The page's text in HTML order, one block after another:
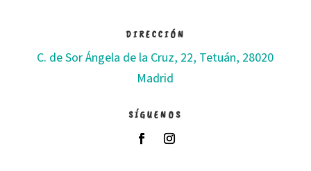
DIRECCIÓN
C. de Sor Ángela de la Cruz, 22, Tetuán, 28020
Madrid
SÍGUENOS